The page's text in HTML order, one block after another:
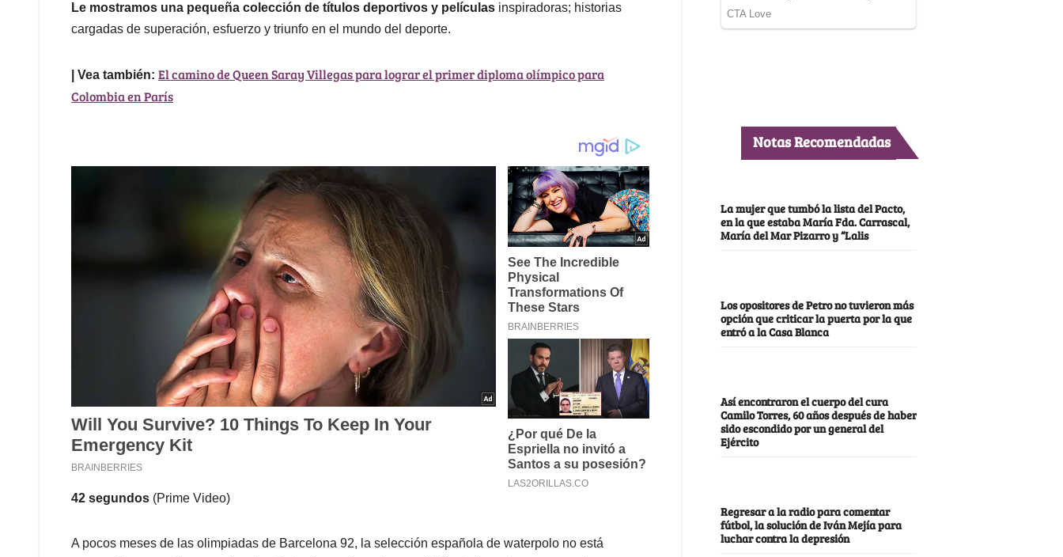
Le mostramos una pequeña colección de títulos deportivos y películas inspiradoras; historias
cargadas de superación, esfuerzo y triunfo en el mundo del deporte.
| Vea también: El camino de Queen Saray Villegas para lograr el primer diploma olímpico para
Colombia en París
42 segundos (Prime Video)
A pocos meses de las olimpiadas de Barcelona 92, la selección española de waterpolo no está
Notas Recomendadas
La mujer que tumbó la lista del Pacto,
en la que estaba María Fda. Carrascal,
María del Mar Pizarro y “Lalis
Los opositores de Petro no tuvieron más
opción que criticar la puerta por la que
entró a la Casa Blanca
Así encontraron el cuerpo del cura
Camilo Torres, 60 años después de haber
sido escondido por un general del
Ejército
Regresar a la radio para comentar
fútbol, la solución de Iván Mejía para
luchar contra la depresión